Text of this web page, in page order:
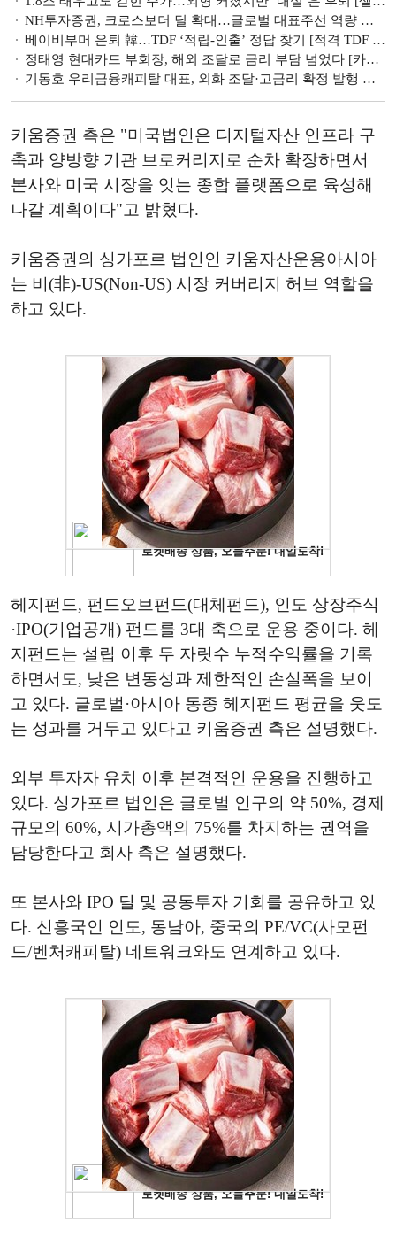
NH투자증권, 크로스보더 딜 확대…글로벌 대표주선 역량 부각 [글로벌 선발대 빅5 증권사 (3)]
베이비부머 은퇴 韓…TDF ‘적립-인출’ 정답 찾기 [적격 TDF 중간점검 (하)]
정태영 현대카드 부회장, 해외 조달로 금리 부담 넘었다 [카드 조달 돋보기 (4)]
기동호 우리금융캐피탈 대표, 외화 조달·고금리 확정 발행 최소화 [캐피탈 조달 돋보기 (5)]
키움증권 측은 "미국법인은 디지털자산 인프라 구
축과 양방향 기관 브로커리지로 순차 확장하면서
본사와 미국 시장을 잇는 종합 플랫폼으로 육성해
나갈 계획이다"고 밝혔다.
키움증권의 싱가포르 법인인 키움자산운용아시아
는 비(非)-US(Non-US) 시장 커버리지 허브 역할을
하고 있다.
헤지펀드, 펀드오브펀드(대체펀드), 인도 상장주식
·IPO(기업공개) 펀드를 3대 축으로 운용 중이다. 헤
지펀드는 설립 이후 두 자릿수 누적수익률을 기록
하면서도, 낮은 변동성과 제한적인 손실폭을 보이
고 있다. 글로벌·아시아 동종 헤지펀드 평균을 웃도
는 성과를 거두고 있다고 키움증권 측은 설명했다.
외부 투자자 유치 이후 본격적인 운용을 진행하고
있다. 싱가포르 법인은 글로벌 인구의 약 50%, 경제
규모의 60%, 시가총액의 75%를 차지하는 권역을
담당한다고 회사 측은 설명했다.
또 본사와 IPO 딜 및 공동투자 기회를 공유하고 있
다. 신흥국인 인도, 동남아, 중국의 PE/VC(사모펀
드/벤처캐피탈) 네트워크와도 연계하고 있다.